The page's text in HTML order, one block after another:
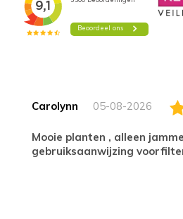
Carolynn 05-08-2026
Mooie planten , alleen jammer geen
gebruiksaanwijzing